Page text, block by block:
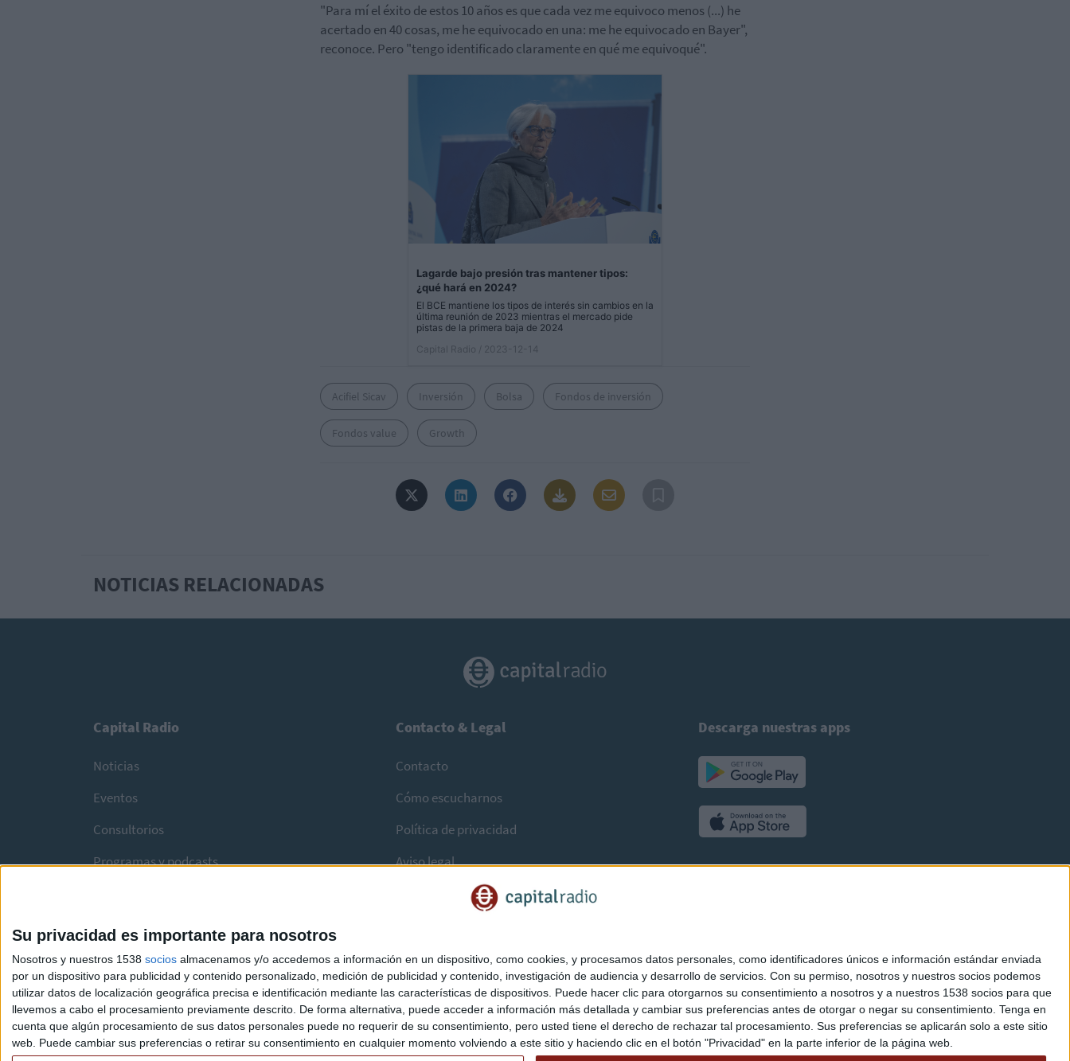
Su privacidad es importante para nosotros
Nosotros y nuestros 1538 socios almacenamos y/o accedemos a información en un dispositivo, como cookies, y procesamos datos personales, como identificadores únicos e información estándar enviada
por un dispositivo para publicidad y contenido personalizado, medición de publicidad y contenido, investigación de audiencia y desarrollo de servicios. Con su permiso, nosotros y nuestros socios podemos
utilizar datos de localización geográfica precisa e identificación mediante las características de dispositivos. Puede hacer clic para otorgarnos su consentimiento a nosotros y a nuestros 1538 socios para que
llevemos a cabo el procesamiento previamente descrito. De forma alternativa, puede acceder a información más detallada y cambiar sus preferencias antes de otorgar o negar su consentimiento. Tenga en
cuenta que algún procesamiento de sus datos personales puede no requerir de su consentimiento, pero usted tiene el derecho de rechazar tal procesamiento. Sus preferencias se aplicarán solo a este sitio
web. Puede cambiar sus preferencias o retirar su consentimiento en cualquier momento volviendo a este sitio y haciendo clic en el botón "Privacidad" en la parte inferior de la página web.
"Para mí el éxito de estos 10 años es que cada vez me equivoco menos (...) he
acertado en 40 cosas, me he equivocado en una: me he equivocado en Bayer",
reconoce. Pero "tengo identificado claramente en qué me equivoqué".
Lagarde bajo presión tras mantener tipos:
¿qué hará en 2024?
El BCE mantiene los tipos de interés sin cambios en la
última reunión de 2023 mientras el mercado pide
pistas de la primera baja de 2024
Capital Radio
/ 2023-12-14
Acifiel Sicav Inversión Bolsa Fondos de inversión
Fondos value Growth
NOTICIAS RELACIONADAS
Capital Radio
Noticias
Eventos
Consultorios
Programas y podcasts
Contacto & Legal
Contacto
Cómo escucharnos
Política de privacidad
Aviso legal
Descarga nuestras apps